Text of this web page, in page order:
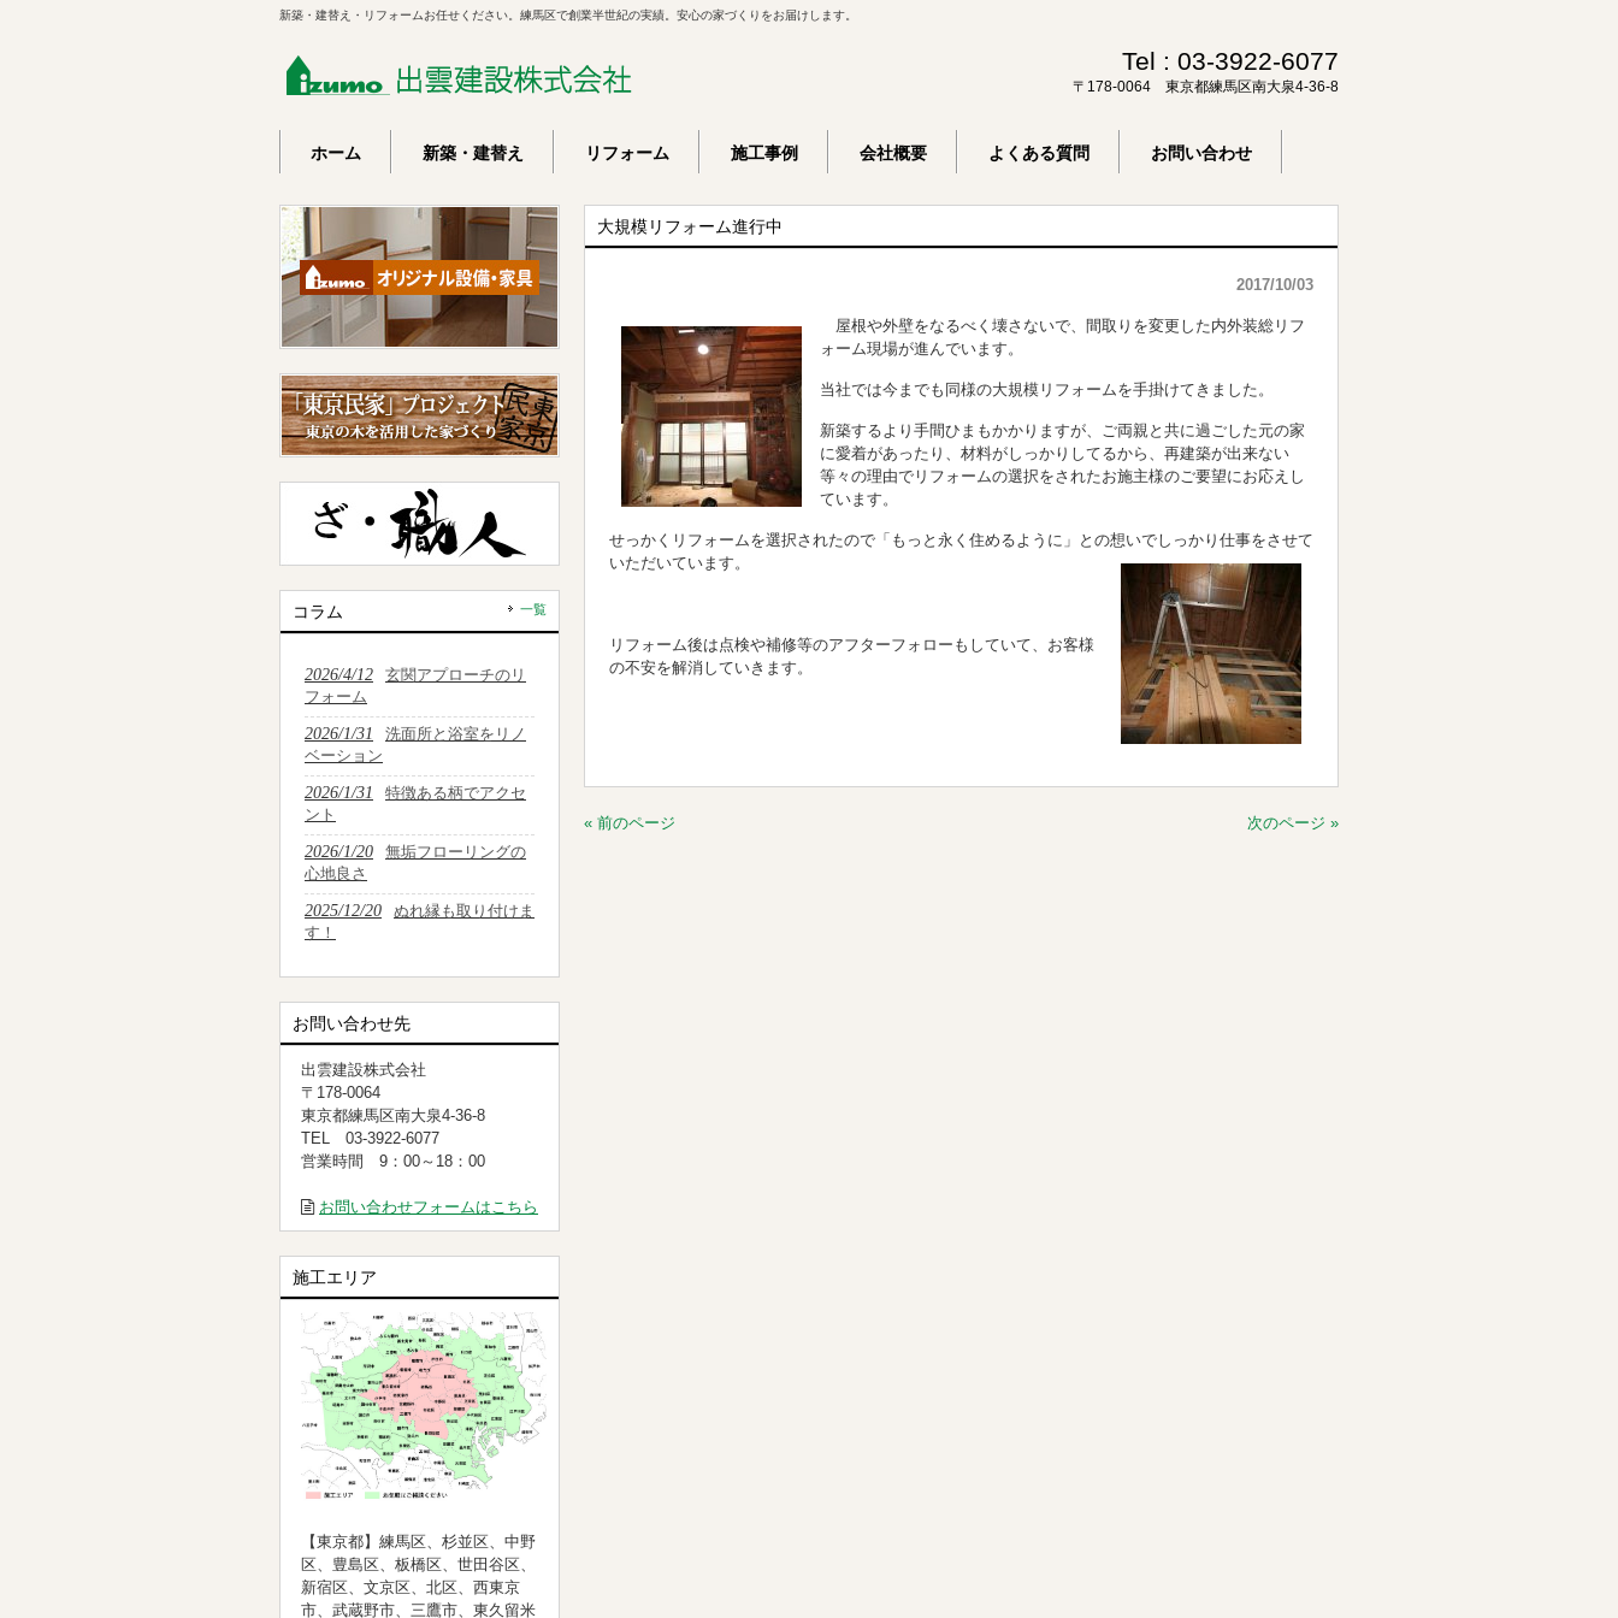
新築・建替え・リフォームお任せください。練馬区で創業半世紀の実績。安心の家づくりをお届けします。
Tel : 03-3922-6077
〒178-0064 東京都練馬区南大泉4-36-8
ホーム 新築・建替え リフォーム 施工事例 会社概要 よくある質問 お問い合わせ
大規模リフォーム進行中
2017/10/03
屋根や外壁をなるべく壊さないで、間取りを変更した内外装総リフ
ォーム現場が進んでいます。
当社では今までも同様の大規模リフォームを手掛けてきました。
新築するより手間ひまもかかりますが、ご両親と共に過ごした元の家
に愛着があったり、材料がしっかりしてるから、再建築が出来ない
等々の理由でリフォームの選択をされたお施主様のご要望にお応えし
ています。
せっかくリフォームを選択されたので「もっと永く住めるように」との想いでしっかり仕事をさせて
いただいています。
リフォーム後は点検や補修等のアフターフォローもしていて、お客様
の不安を解消していきます。
« 前のページ 次のページ »
コラム 一覧
2026/4/12
玄関アプローチのリ
フォーム
2026/1/31
洗面所と浴室をリノ
ベーション
2026/1/31
特徴ある柄でアクセ
ント
2026/1/20
無垢フローリングの
心地良さ
2025/12/20
ぬれ縁も取り付けま
す！
お問い合わせ先
出雲建設株式会社
〒178-0064
東京都練馬区南大泉4-36-8
TEL 03-3922-6077
営業時間 9：00～18：00
お問い合わせフォームはこちら
施工エリア
【東京都】練馬区、杉並区、中野
区、豊島区、板橋区、世田谷区、
新宿区、文京区、北区、西東京
市、武蔵野市、三鷹市、東久留米